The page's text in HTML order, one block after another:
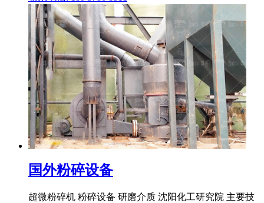
国外粉碎设备
超微粉碎机 粉碎设备 研磨介质 沈阳化工研究院 主要技